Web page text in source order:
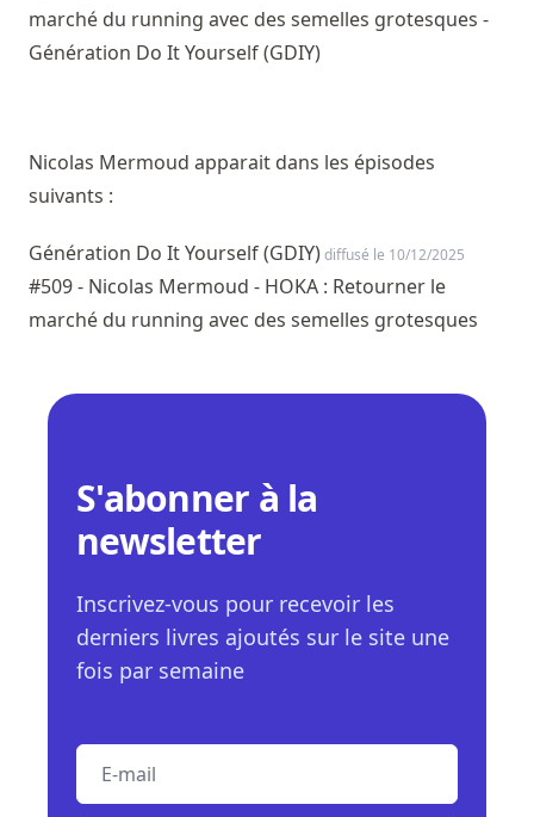
marché du running avec des semelles grotesques -
Génération Do It Yourself (GDIY)
Nicolas Mermoud apparait dans les épisodes
suivants :
Génération Do It Yourself (GDIY)diffusé le 10/12/2025
#509 - Nicolas Mermoud - HOKA : Retourner le
marché du running avec des semelles grotesques
S'abonner à la
newsletter
Inscrivez-vous pour recevoir les
derniers livres ajoutés sur le site une
fois par semaine
E-mail